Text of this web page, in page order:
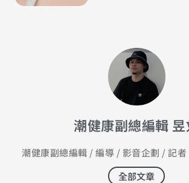
潮健康副總編輯 昱
潮健康副總編輯 / 編導 / 影音企劃 / 記
全部文章